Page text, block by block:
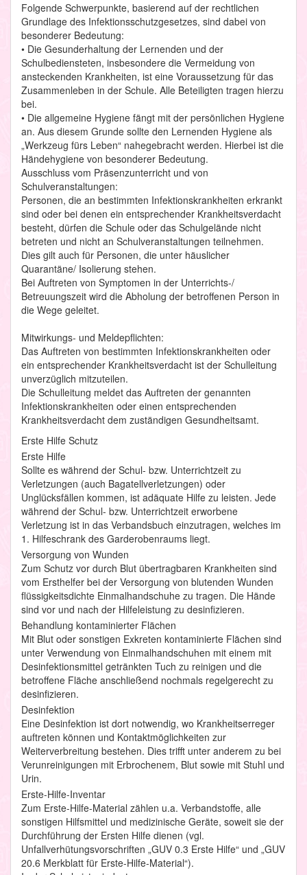
Folgende Schwerpunkte, basierend auf der rechtlichen
Grundlage des Infektionsschutzgesetzes, sind dabei von
besonderer Bedeutung:
• Die Gesunderhaltung der Lernenden und der
Schulbediensteten, insbesondere die Vermeidung von
ansteckenden Krankheiten, ist eine Voraussetzung für das
Zusammenleben in der Schule. Alle Beteiligten tragen hierzu
bei.
• Die allgemeine Hygiene fängt mit der persönlichen Hygiene
an. Aus diesem Grunde sollte den Lernenden Hygiene als
„Werkzeug fürs Leben“ nahegebracht werden. Hierbei ist die
Händehygiene von besonderer Bedeutung.
Ausschluss vom Präsenzunterricht und von
Schulveranstaltungen:
Personen, die an bestimmten Infektionskrankheiten erkrankt
sind oder bei denen ein entsprechender Krankheitsverdacht
besteht, dürfen die Schule oder das Schulgelände nicht
betreten und nicht an Schulveranstaltungen teilnehmen.
Dies gilt auch für Personen, die unter häuslicher
Quarantäne/ Isolierung stehen.
Bei Auftreten von Symptomen in der Unterrichts-/
Betreuungszeit wird die Abholung der betroffenen Person in
die Wege geleitet.
Mitwirkungs- und Meldepflichten:
Das Auftreten von bestimmten Infektionskrankheiten oder
ein entsprechender Krankheitsverdacht ist der Schulleitung
unverzüglich mitzuteilen.
Die Schulleitung meldet das Auftreten der genannten
Infektionskrankheiten oder einen entsprechenden
Krankheitsverdacht dem zuständigen Gesundheitsamt.
Erste Hilfe Schutz
Erste Hilfe
Sollte es während der Schul- bzw. Unterrichtzeit zu
Verletzungen (auch Bagatellverletzungen) oder
Unglücksfällen kommen, ist adäquate Hilfe zu leisten. Jede
während der Schul- bzw. Unterrichtzeit erworbene
Verletzung ist in das Verbandsbuch einzutragen, welches im
1. Hilfeschrank des Garderobenraums liegt.
Versorgung von Wunden
Zum Schutz vor durch Blut übertragbaren Krankheiten sind
vom Ersthelfer bei der Versorgung von blutenden Wunden
flüssigkeitsdichte Einmalhandschuhe zu tragen. Die Hände
sind vor und nach der Hilfeleistung zu desinfizieren.
Behandlung kontaminierter Flächen
Mit Blut oder sonstigen Exkreten kontaminierte Flächen sind
unter Verwendung von Einmalhandschuhen mit einem mit
Desinfektionsmittel getränkten Tuch zu reinigen und die
betroffene Fläche anschließend nochmals regelgerecht zu
desinfizieren.
Desinfektion
Eine Desinfektion ist dort notwendig, wo Krankheitserreger
auftreten können und Kontaktmöglichkeiten zur
Weiterverbreitung bestehen. Dies trifft unter anderem zu bei
Verunreinigungen mit Erbrochenem, Blut sowie mit Stuhl und
Urin.
Erste-Hilfe-Inventar
Zum Erste-Hilfe-Material zählen u.a. Verbandstoffe, alle
sonstigen Hilfsmittel und medizinische Geräte, soweit sie der
Durchführung der Ersten Hilfe dienen (vgl.
Unfallverhütungsvorschriften „GUV 0.3 Erste Hilfe“ und „GUV
20.6 Merkblatt für Erste-Hilfe-Material“).